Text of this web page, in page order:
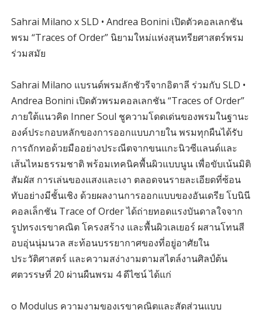
Sahrai Milano x SLD • Andrea Bonini เปิดตัวคอลเลกชัน
พรม “Traces of Order” นิยามใหม่แห่งสุนทรียศาสตร์พรม
ร่วมสมัย
Sahrai Milano แบรนด์พรมลักชัวรีจากอิตาลี ร่วมกับ SLD •
Andrea Bonini เปิดตัวพรมคอลเลกชัน “Traces of Order”
ภายใต้แนวคิด Inner Soul ชูความโดดเด่นของพรมในฐานะ
องค์ประกอบหลักของการออกแบบภายใน พรมทุกผืนได้รับ
การถักทอด้วยมืออย่างประณีตจากขนแกะนิวซีแลนด์และ
เส้นไหมธรรมชาติ พร้อมเทคนิคพื้นผิวแบบนูน เพื่อขับเน้นมิติ
สัมผัส การเล่นของแสงและเงา ตลอดจนรายละเอียดที่ซ้อน
ทับอย่างมีชั้นเชิง ด้วยผลงานการออกแบบของอันเดรีย โบนินี
คอลเล็กชัน Trace of Order ได้ถ่ายทอดแรงบันดาลใจจาก
รูปทรงเรขาคณิต โครงสร้าง และพื้นผิวเลเยอร์ ผสานโทนสี
อบอุ่นนุ่มนวล สะท้อนบรรยากาศของที่อยู่อาศัยใน
ประวัติศาสตร์ และความสง่างามตามสไตล์งานศิลป์ต้น
ศตวรรษที่ 20 ผ่านผืนพรม 4 ดีไซน์ ได้แก่
o Modulus ความงามของเรขาคณิตและสัดส่วนแบบ